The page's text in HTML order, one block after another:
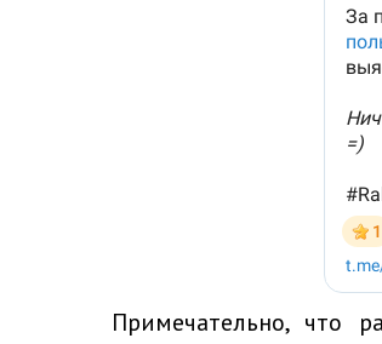
Примечательно, что